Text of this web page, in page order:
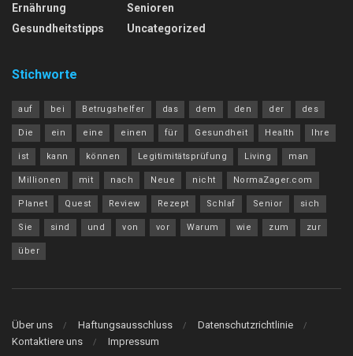
Ernährung
Gesundheitstipps
Senioren
Uncategorized
Stichworte
auf bei Betrugshelfer das dem den der des
Die ein eine einen für Gesundheit Health Ihre
ist kann können Legitimitätsprüfung Living man
Millionen mit nach Neue nicht NormaZager.com
Planet Quest Review Rezept Schlaf Senior sich
Sie sind und von vor Warum wie zum zur
über
Über uns Haftungsausschluss
Datenschutzrichtlinie
Kontaktiere uns
Impressum